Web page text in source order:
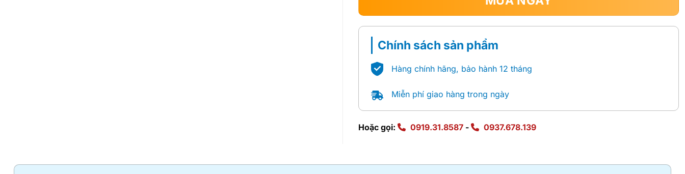
Chính sách sản phẩm
Hàng chính hãng, bảo hành 12 tháng
Miễn phí giao hàng trong ngày
Hoặc gọi: 0919.31.8587 - 0937.678.139